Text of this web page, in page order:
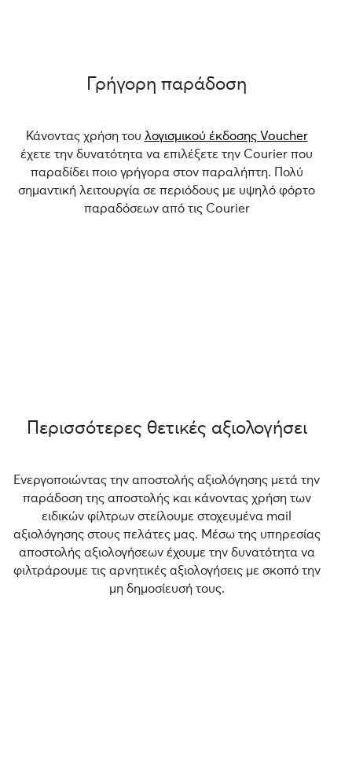
Γρήγορη παράδοση
Κάνοντας χρήση του λογισμικού έκδοσης Voucher
έχετε την δυνατότητα να επιλέξετε την Courier που
παραδίδει ποιο γρήγορα στον παραλήπτη. Πολύ
σημαντική λειτουργία σε περιόδους με υψηλό φόρτο
παραδόσεων από τις Courier
Περισσότερες θετικές αξιολογήσει
Ενεργοποιώντας την αποστολής αξιολόγησης μετά την
παράδοση της αποστολής και κάνοντας χρήση των
ειδικών φίλτρων στείλουμε στοχευμένα mail
αξιολόγησης στους πελάτες μας. Μέσω της υπηρεσίας
αποστολής αξιολογήσεων έχουμε την δυνατότητα να
φιλτράρουμε τις αρνητικές αξιολογήσεις με σκοπό την
μη δημοσίευσή τους.